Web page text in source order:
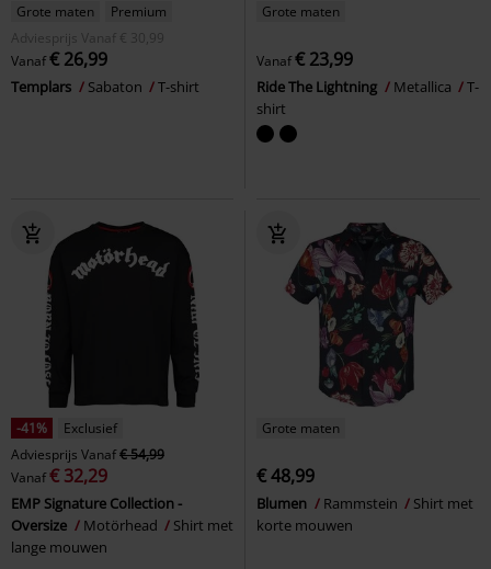
Grote maten
Premium
Adviesprijs
Vanaf € 30,99
Vanaf€ 26,99
Templars Sabaton T-shirt
Grote maten
Vanaf€ 23,99
Ride The Lightning Metallica
T-
shirt
-41%
Exclusief
Adviesprijs Vanaf€ 54,99
Vanaf€ 32,29
EMP Signature Collection -
Oversize
Motörhead
Shirt met
lange mouwen
Grote maten
€ 48,99
Blumen Rammstein
Shirt met
korte mouwen